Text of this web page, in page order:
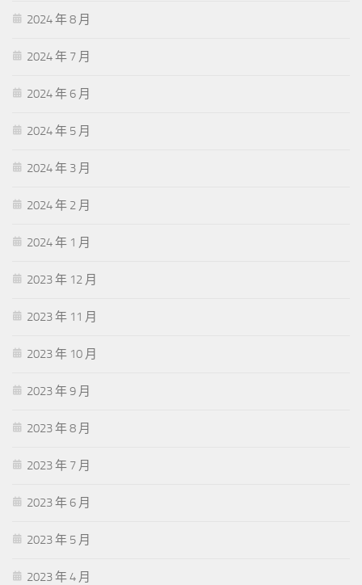
2024 年 8 月
2024 年 7 月
2024 年 6 月
2024 年 5 月
2024 年 3 月
2024 年 2 月
2024 年 1 月
2023 年 12 月
2023 年 11 月
2023 年 10 月
2023 年 9 月
2023 年 8 月
2023 年 7 月
2023 年 6 月
2023 年 5 月
2023 年 4 月